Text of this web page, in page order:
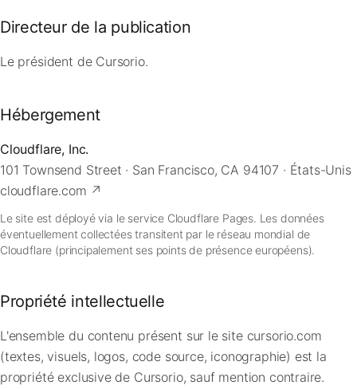
Directeur de la publication
Le président de Cursorio.
Hébergement
Cloudflare, Inc.
101 Townsend Street · San Francisco, CA 94107 · États-Unis
cloudflare.com ↗
Le site est déployé via le service Cloudflare Pages. Les données
éventuellement collectées transitent par le réseau mondial de
Cloudflare (principalement ses points de présence européens).
Propriété intellectuelle
L'ensemble du contenu présent sur le site cursorio.com
(textes, visuels, logos, code source, iconographie) est la
propriété exclusive de Cursorio, sauf mention contraire.